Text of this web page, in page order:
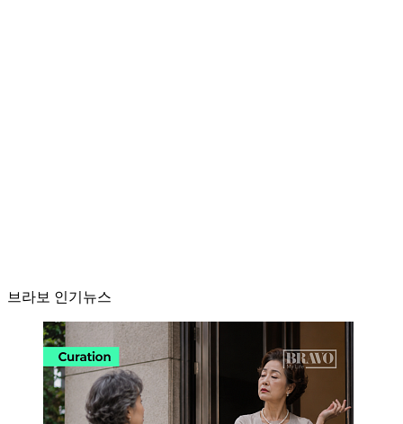
브라보 인기뉴스